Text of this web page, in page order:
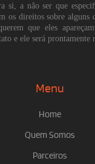
si, a não ser que
os direitos sobre alguns
que eles
e ele será prontamente
Menu
Home
Quem Somos
Parceiros